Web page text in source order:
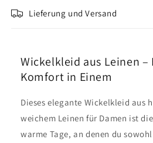
Lieferung und Versand
Wickelkleid aus Leinen –
Komfort in Einem
Dieses elegante Wickelkleid aus
weichem Leinen für Damen ist
warme Tage, an denen du